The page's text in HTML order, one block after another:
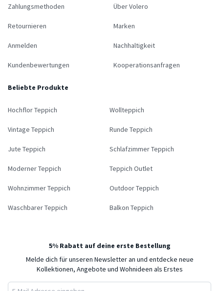
Zahlungsmethoden
Retournieren
Anmelden
Kundenbewertungen
Über Volero
Marken
Nachhaltigkeit
Kooperationsanfragen
Beliebte Produkte
Hochflor Teppich Wollteppich
Vintage Teppich Runde Teppich
Jute Teppich Schlafzimmer Teppich
Moderner Teppich Teppich Outlet
Wohnzimmer Teppich Outdoor Teppich
Waschbarer Teppich Balkon Teppich
5% Rabatt auf deine erste Bestellung
Melde dich für unseren Newsletter an und entdecke neue
Kollektionen, Angebote und Wohnideen als Erstes